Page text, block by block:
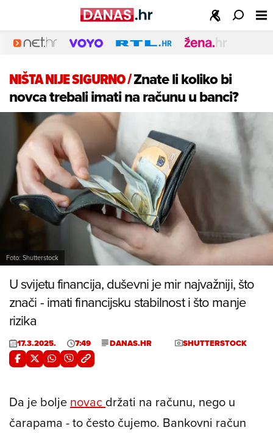
NIŠTA NIJE SIGURNO/Znate li koliko bi
novca trebali imati na računu u banci?
Foto: Shutterstock
U svijetu financija, duševni je mir najvažniji, što
znači - imati financijsku stabilnost i što manje
rizika
17.3.2025. 7:49 DANAS.HR SHUTTERSTOCK
Da je bolje novac držati na računu, nego u
čarapama - to često čujemo. Bankovni račun